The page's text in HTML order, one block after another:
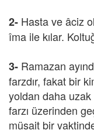
2- Hasta ve âciz
îma ile kılar.
3- Ramazan
farzdır, fakat bir
yoldan daha
farzı üzerinden
müsait bir